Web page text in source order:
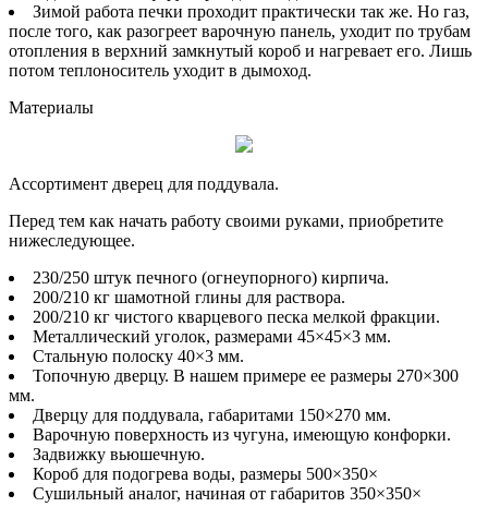
Зимой работа печки проходит практически так же. Но газ,
после того, как разогреет варочную панель, уходит по трубам
отопления в верхний замкнутый короб и нагревает его. Лишь
потом теплоноситель уходит в дымоход.
Материалы
Ассортимент дверец для поддувала.
Перед тем как начать работу своими руками, приобретите
нижеследующее.
230/250 штук печного (огнеупорного) кирпича.
200/210 кг шамотной глины для раствора.
200/210 кг чистого кварцевого песка мелкой фракции.
Металлический уголок, размерами 45×45×3 мм.
Стальную полоску 40×3 мм.
Топочную дверцу. В нашем примере ее размеры 270×300
мм.
Дверцу для поддувала, габаритами 150×270 мм.
Варочную поверхность из чугуна, имеющую конфорки.
Задвижку вьюшечную.
Короб для подогрева воды, размеры 500×350×
Сушильный аналог, начиная от габаритов 350×350×